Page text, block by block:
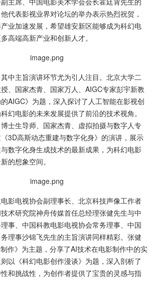
代表影视业界对论坛的举办表示热烈祝贺，
业加速发展，希望雄安新区能够成为科幻电
高端高新产业和创新人才。
主旨演讲环节尤为引人注目。北京大学二
、国家杰青、国家万人、AIGC专家彭宇新教
AIGC》为题，深入探讨了人工智能在影视创
幻电影的未来发展提供了前沿的技术视角。
士生导师、国家杰青、虚拟拍摄与数字人专
3D高斯动态重建与数字化身》的演讲，展示
数字化身生成技术的最新成果，为科幻电影
的想象空间。
电视协会副理事长、北京科技声像工作者
术研究院神舟传媒首任总经理张健先生与中
事、中国科教电影电视协会常务理事、中国
理事沙锦飞先生的主旨演讲同样精彩。张健
作》为主题，分享了AI技术在电影制作中的实
以《科幻电影创作漫谈》为题，深入剖析了
和挑战性，为创作者提供了宝贵的灵感与指